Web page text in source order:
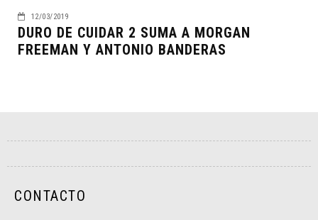
12/03/2019
DURO DE CUIDAR 2 SUMA A MORGAN
FREEMAN Y ANTONIO BANDERAS
CONTACTO